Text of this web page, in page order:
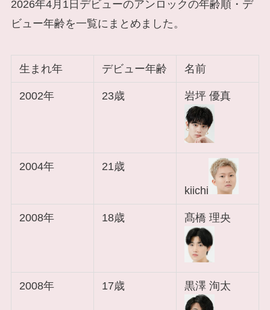
2026年4月1日デビューのアンロックの年齢順・デ
ビュー年齢を一覧にまとめました。
生まれ年 デビュー年齢 名前
2002年 23歳 岩坪 優真
2004年 21歳
kiichi
2008年 18歳 髙橋 理央
2008年 17歳 黒澤 洵太